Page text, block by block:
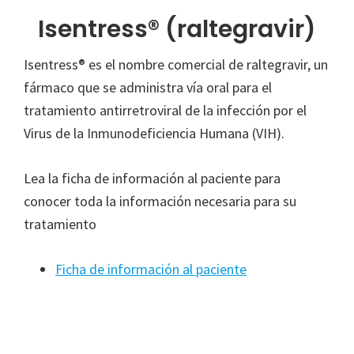
Isentress® (raltegravir)
Isentress® es el nombre comercial de raltegravir, un
fármaco que se administra vía oral para el
tratamiento antirretroviral de la infección por el
Virus de la Inmunodeficiencia Humana (VIH).
Lea la ficha de información al paciente para
conocer toda la información necesaria para su
tratamiento
Ficha de información al paciente